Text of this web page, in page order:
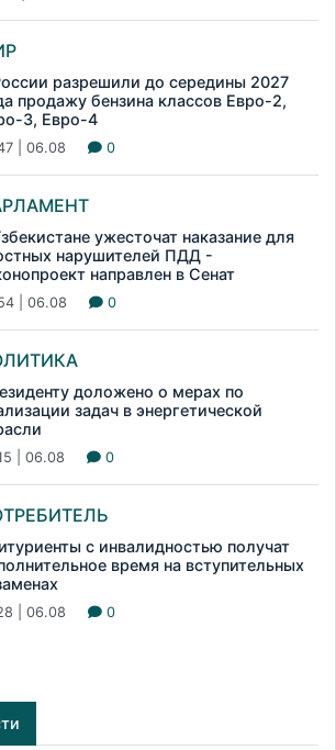
разрешили до середины 2027
продажу бензина классов Евро-2,
3, Евро-4
| 06.08 0
ужесточат наказание для
нарушителей ПДД -
направлен в Сенат
| 06.08 0
доложено о мерах по
задач в энергетической
| 06.08 0
с инвалидностью получат
время на вступительных
| 06.08 0